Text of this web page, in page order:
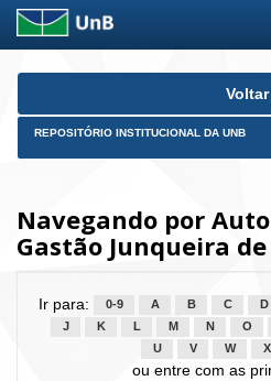
Skip
Voltar
REPOSITÓRIO INSTITUCIONAL DA UNB
Navegando por
Gastão Junqueira de
Ir para: 0-9 A B C D
J
K L M N O
U
V W X
ou entre com as